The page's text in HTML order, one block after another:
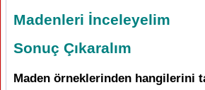
Madenleri İnceleyelim
Sonuç Çıkaralım
Maden örneklerinden hangilerini